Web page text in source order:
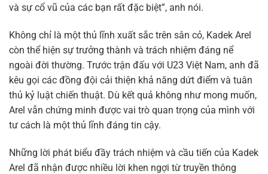
và sự cổ vũ của các bạn rất đặc biệt”, anh nói.
Không chỉ là một thủ lĩnh xuất sắc trên sân cỏ, Kadek Arel
còn thể hiện sự trưởng thành và trách nhiệm đáng nể
ngoài đời thường. Trước trận đấu với U23 Việt Nam, anh đã
kêu gọi các đồng đội cải thiện khả năng dứt điểm và tuân
thủ kỷ luật chiến thuật. Dù kết quả không như mong muốn,
Arel vẫn chứng minh được vai trò quan trọng của mình với
tư cách là một thủ lĩnh đáng tin cậy.
Những lời phát biểu đầy trách nhiệm và cầu tiến của Kadek
Arel đã nhận được nhiều lời khen ngợi từ truyền thông